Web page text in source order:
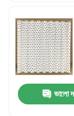
ভিডিও
আমাদের সম্পর্কে
কারখানা ভ্রমণ
ভালো